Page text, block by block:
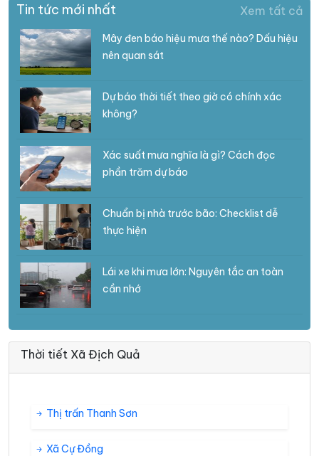
Tin tức mới nhất Xem tất cả
Mây đen báo hiệu mưa thế nào? Dấu hiệu
nên quan sát
Dự báo thời tiết theo giờ có chính xác
không?
Xác suất mưa nghĩa là gì? Cách đọc
phần trăm dự báo
Chuẩn bị nhà trước bão: Checklist dễ
thực hiện
Lái xe khi mưa lớn: Nguyên tắc an toàn
cần nhớ
Thời tiết Xã Địch Quả
Thị trấn Thanh Sơn
Xã Cự Đồng